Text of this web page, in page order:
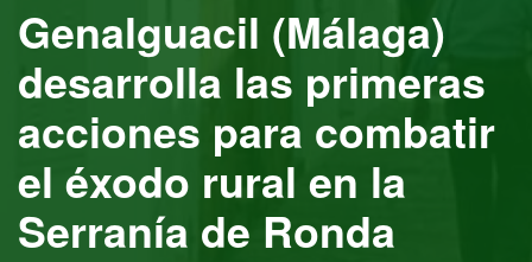
Genalguacil (Málaga)
desarrolla las primeras
acciones para combatir
el éxodo rural en la
Serranía de Ronda